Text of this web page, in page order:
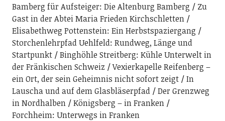
Bamberg für Aufsteiger: Die Altenburg Bamberg
Zu
Gast in der Abtei Maria Frieden Kirchschletten
Elisabethweg Pottenstein: Ein Herbstspaziergang
Storchenlehrpfad Uehlfeld: Rundweg, Länge und
Startpunkt
Binghöhle Streitberg: Kühle Unterwelt in
der Fränkischen Schweiz
Vexierkapelle Reifenberg –
ein Ort, der sein Geheimnis nicht sofort zeigt
In
Lauscha und auf dem Glasbläserpfad
Der Grenzweg
in Nordhalben
Königsberg – in Franken
Forchheim: Unterwegs in Franken